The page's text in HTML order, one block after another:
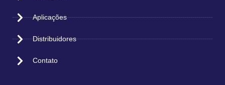
Aplicações
Distribuidores
Contato